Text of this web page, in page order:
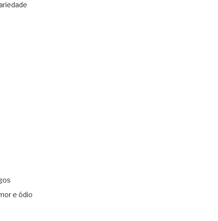
e ódio